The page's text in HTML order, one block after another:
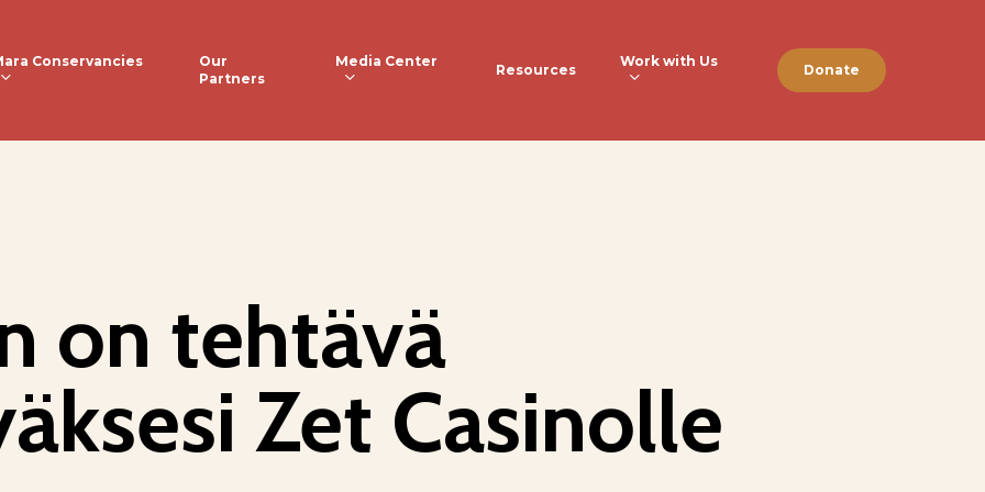
Conservancies
Our
Partners
Media Center
Resources
Work with Us
Donate
on tehtävä
Zet Casinolle